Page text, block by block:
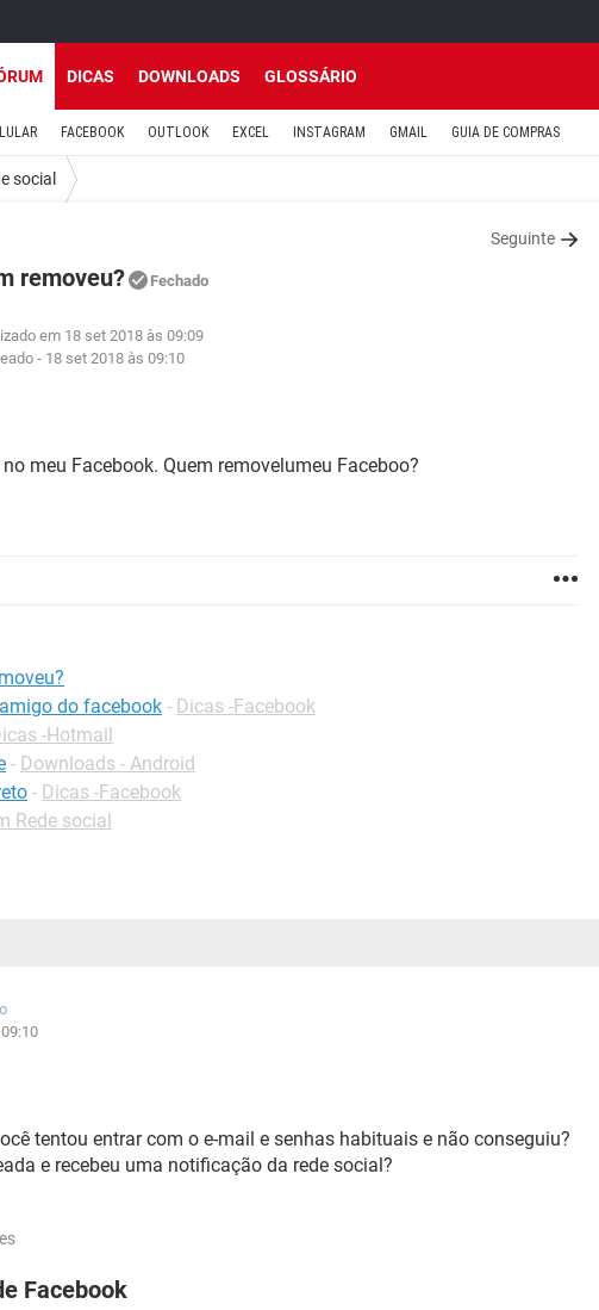
DICAS DOWNLOADS GLOSSÁRIO
FACEBOOK OUTLOOK EXCEL INSTAGRAM GMAIL GUIA DE COMPRAS
social
Seguinte
removeu? Fechado
em 18 set 2018 às 09:09
- 18 set 2018 às 09:10
meu Facebook. Quem removelumeu Faceboo?
do facebook - Dicas -Facebook
-Hotmail
- Downloads - Android
- Dicas -Facebook
Rede social
tentou entrar com o e-mail e senhas habituais e não conseguiu?
e recebeu uma notificação da rede social?
Facebook